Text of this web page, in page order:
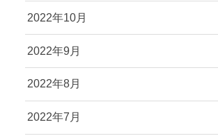
2022年10月
2022年9月
2022年8月
2022年7月